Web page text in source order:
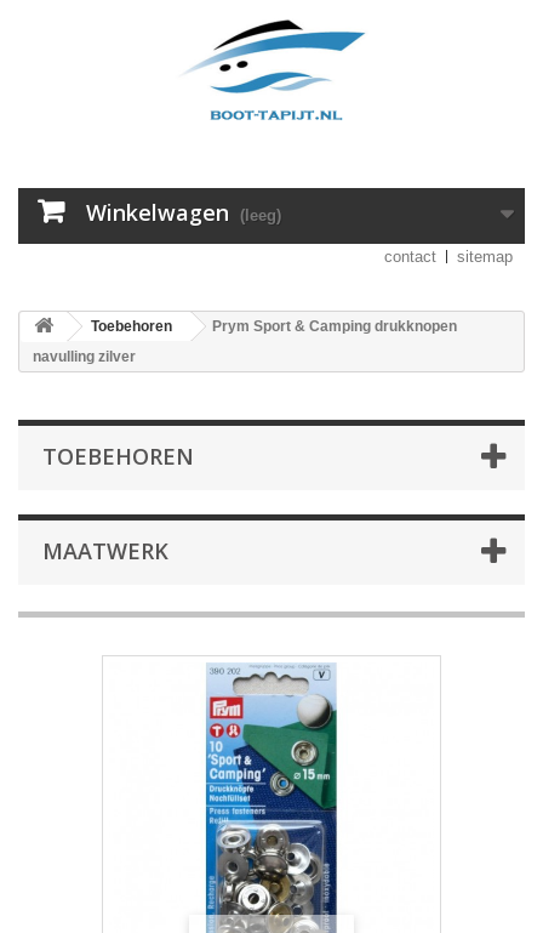
Winkelwagen (leeg)
contact sitemap
Toebehoren
Prym Sport & Camping drukknopen
navulling zilver
TOEBEHOREN
MAATWERK